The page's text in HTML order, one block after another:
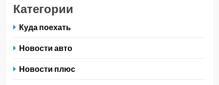
Категории
Куда поехать
Новости авто
Новости плюс